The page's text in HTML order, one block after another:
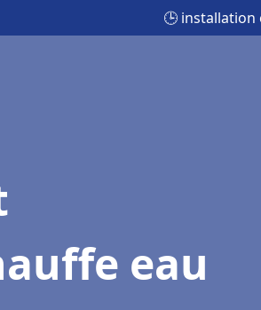
🕒 installation
eau